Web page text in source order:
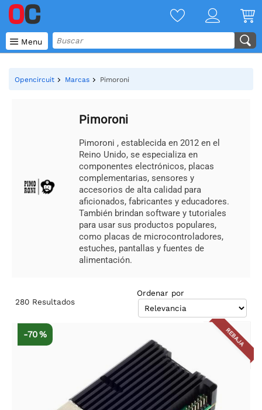
 Menu
Opencircuit Marcas Pimoroni
Pimoroni
Pimoroni , establecida en 2012 en el
Reino Unido, se especializa en
componentes electrónicos, placas
complementarias, sensores y
accesorios de alta calidad para
aficionados, fabricantes y educadores.
También brindan software y tutoriales
para usar sus productos populares,
como placas de microcontroladores,
estuches, pantallas y fuentes de
alimentación.
280 Resultados
Ordenar por
REBAJA
-70 %